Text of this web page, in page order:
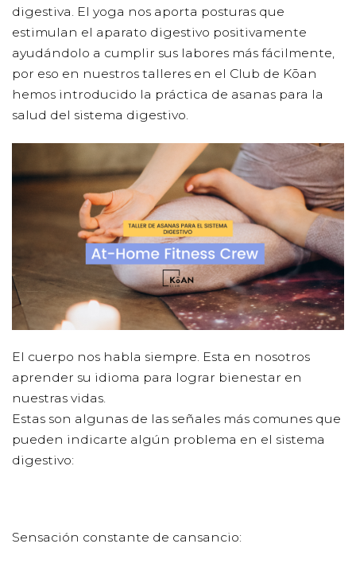
digestiva. El yoga nos aporta posturas que
estimulan el aparato digestivo positivamente
ayudándolo a cumplir sus labores más fácilmente,
por eso en nuestros talleres en el Club de Kōan
hemos introducido la práctica de asanas para la
salud del sistema digestivo.
El cuerpo nos habla siempre. Esta en nosotros
aprender su idioma para lograr bienestar en
nuestras vidas.
Estas son algunas de las señales más comunes que
pueden indicarte algún problema en el sistema
digestivo:
Sensación constante de cansancio: